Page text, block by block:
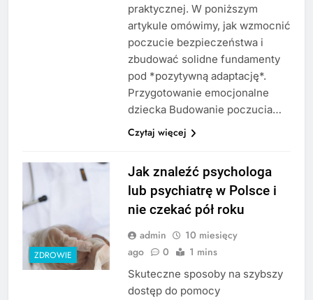
praktycznej. W poniższym
artykule omówimy, jak wzmocnić
poczucie bezpieczeństwa i
zbudować solidne fundamenty
pod *pozytywną adaptację*.
Przygotowanie emocjonalne
dziecka Budowanie poczucia…
Czytaj więcej
ZDROWIE
Jak znaleźć psychologa
lub psychiatrę w Polsce i
nie czekać pół roku
admin
10 miesięcy
ago
0 1 mins
Skuteczne sposoby na szybszy
dostęp do pomocy